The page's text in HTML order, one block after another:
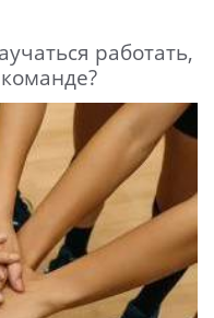
работать,